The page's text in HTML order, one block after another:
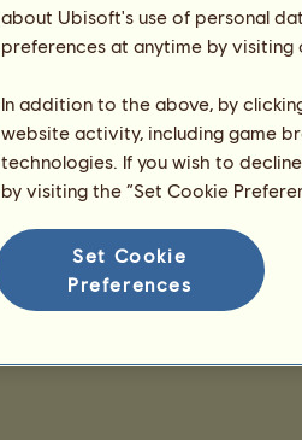
about Ubisoft's use of personal
preferences at anytime by
In addition to the above, by
website activity, including game
technologies. If you wish to
by visiting the “Set Cookie
Set Cookie
Preferences